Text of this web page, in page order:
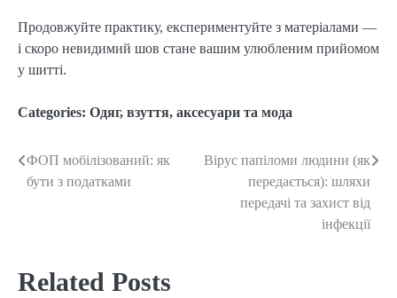
Продовжуйте практику, експериментуйте з матеріалами —
і скоро невидимий шов стане вашим улюбленим прийомом
у шитті.
Categories: Одяг, взуття, аксесуари та мода
Post
navigation
ФОП мобілізований: як
бути з податками
Вірус папіломи людини (як
передається): шляхи
передачі та захист від
інфекції
Related Posts